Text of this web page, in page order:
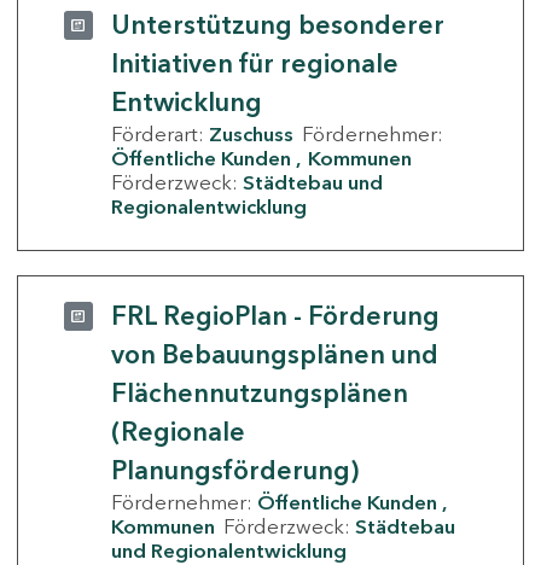
Unterstützung besonderer
Initiativen für regionale
Entwicklung
Förderart: Zuschuss Fördernehmer:
Öffentliche Kunden
Kommunen
Förderzweck: Städtebau und
Regionalentwicklung
FRL RegioPlan - Förderung
von Bebauungsplänen und
Flächennutzungsplänen
(Regionale
Planungsförderung)
Fördernehmer: Öffentliche Kunden
Kommunen Förderzweck: Städtebau
und Regionalentwicklung